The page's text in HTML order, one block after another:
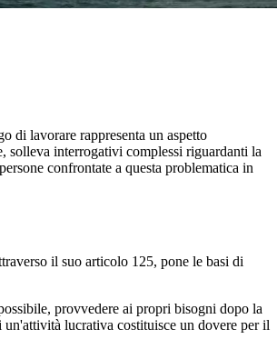
di lavorare rappresenta un aspetto
solleva interrogativi complessi riguardanti la
confrontate a questa problematica in
il suo articolo 125, pone le basi di
provvedere ai propri bisogni dopo la
lucrativa costituisce un dovere per il